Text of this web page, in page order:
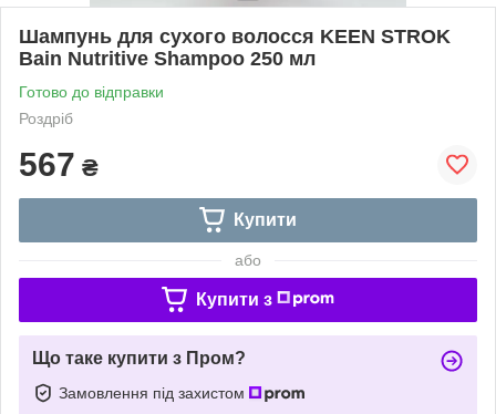
Шампунь для сухого волосся KEEN STROK
Bain Nutritive Shampoo 250 мл
Готово до відправки
Роздріб
567 ₴
Купити
або
Купити з
Що таке купити з Пром?
Замовлення під захистом